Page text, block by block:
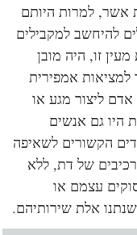
למרות היותם
למקבילים
זו, היה מובן
אמפירית
ליצור מגע או
גם אנשים
לשאיפה
של דת, ללא
עצמם או
אלת שירותיהם.